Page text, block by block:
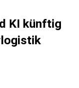
KI künftig